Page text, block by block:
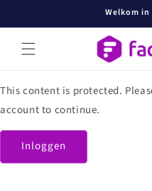
content
Welkom
This content is protected.
account to continue.
Inloggen